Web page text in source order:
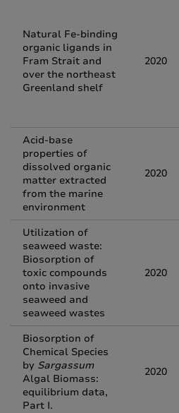
Natural Fe-binding
organic ligands in
Fram Strait and
over the northeast
Greenland shelf
2020
Acid-base
properties of
dissolved organic
matter extracted
from the marine
environment
2020
Utilization of
seaweed waste:
Biosorption of
toxic compounds
onto invasive
seaweed and
seaweed wastes
2020
Biosorption of
Chemical Species
by Sargassum
Algal Biomass:
equilibrium data,
Part I.
2020